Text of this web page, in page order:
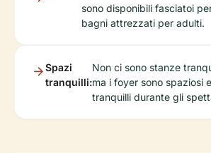
sono disponibili fasciatoi
bagni attrezzati per adulti.
Spazi
tranquilli:
Non ci sono stanze
ma i foyer sono spaziosi
tranquilli durante gli